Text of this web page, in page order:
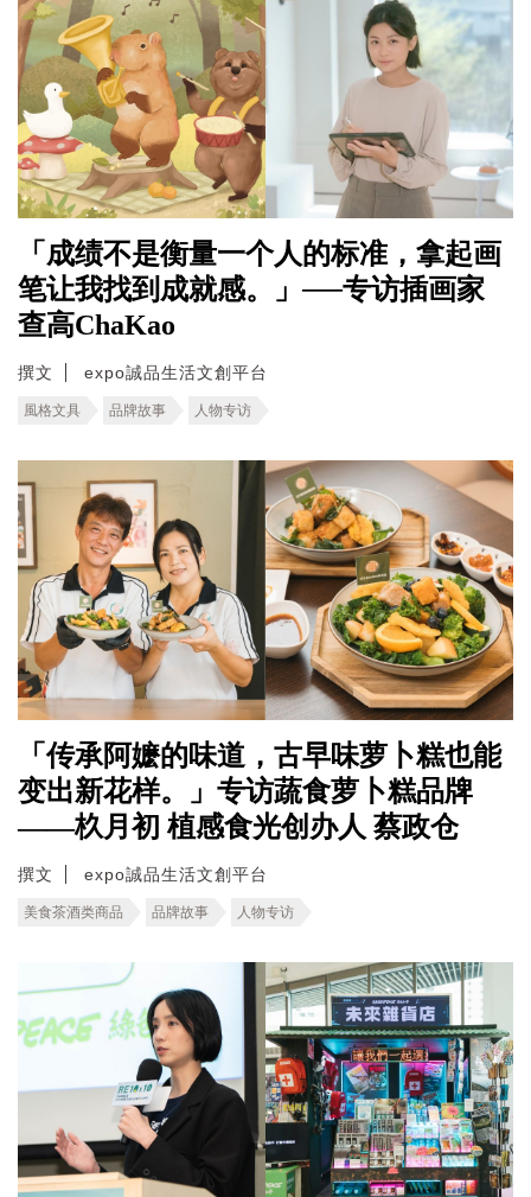
「成绩不是衡量一个人的标准，拿起画
笔让我找到成就感。」──专访插画家
查高ChaKao
撰文 expo誠品生活文創平台
風格文具 品牌故事 人物专访
「传承阿嬷的味道，古早味萝卜糕也能
变出新花样。」专访蔬食萝卜糕品牌
——杦月初 植感食光创办人 蔡政仓
撰文 expo誠品生活文創平台
美食茶酒类商品 品牌故事 人物专访